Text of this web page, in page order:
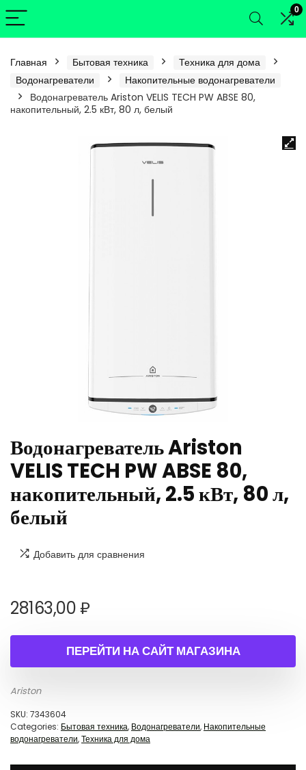
0
Главная Бытовая техника
Техника для дома
Водонагреватели
Накопительные водонагреватели
Водонагреватель Ariston VELIS TECH PW ABSE 80,
накопительный, 2.5 кВт, 80 л, белый
Водонагреватель Ariston
VELIS TECH PW ABSE 80,
накопительный, 2.5 кВт, 80 л,
белый
Добавить для сравнения
28163,00₽
ПЕРЕЙТИ НА САЙТ МАГАЗИНА
Ariston
SKU: 7343604
Categories: Бытовая техника, Водонагреватели, Накопительные
водонагреватели,Техника для дома